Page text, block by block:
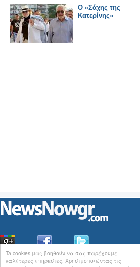
Ta cookies μας βοηθούν να σας παρέχουμε
καλύτερες υπηρεσίες. Χρησιμοποιώντας τις
Ο «Σάχης της
Κατερίνης»